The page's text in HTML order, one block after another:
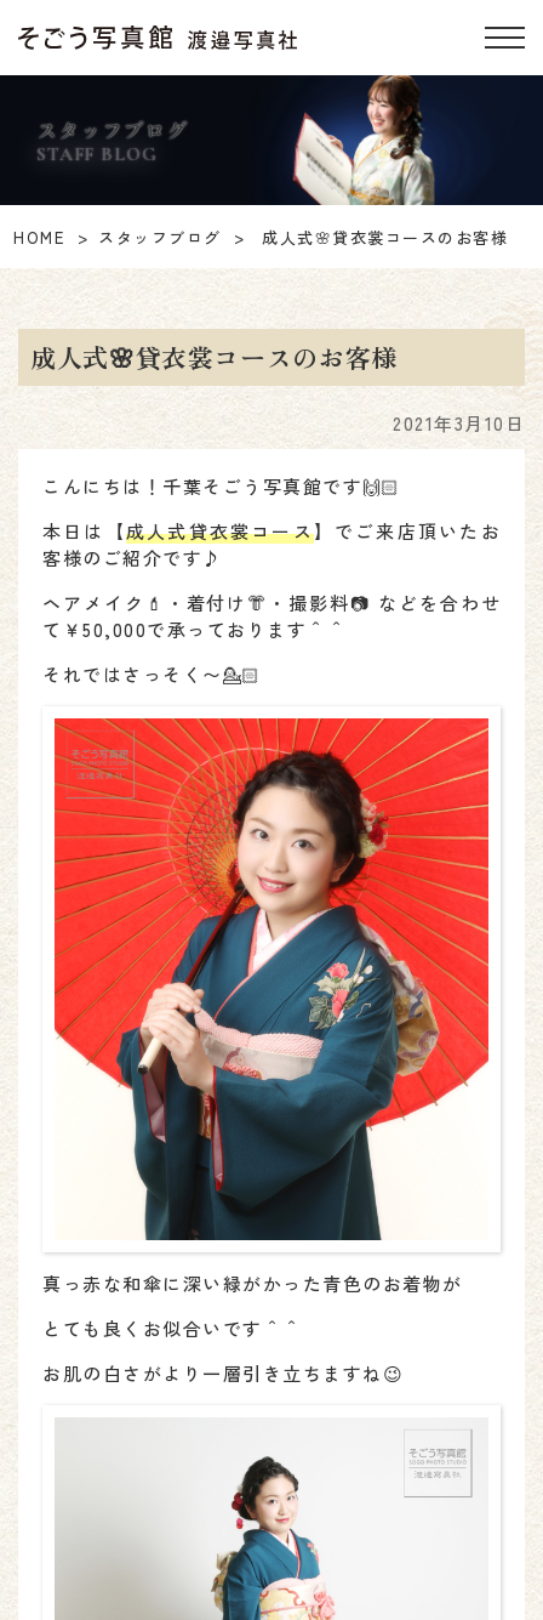
スタッフブログ
STAFF BLOG
HOME スタッフブログ 成人式🌸貸衣裳コースのお客様
成人式🌸貸衣裳コースのお客様
2021年3月10日
こんにちは！千葉そごう写真館です🙌🏻
本日は【成人式貸衣裳コース】でご来店頂いたお
客様のご紹介です♪
ヘアメイク💄・着付け👘・撮影料📷 などを合わせ
て￥50,000で承っております＾＾
それではさっそく〜💁🏻
真っ赤な和傘に深い緑がかった青色のお着物が
とても良くお似合いです＾＾
お肌の白さがより一層引き立ちますね😉